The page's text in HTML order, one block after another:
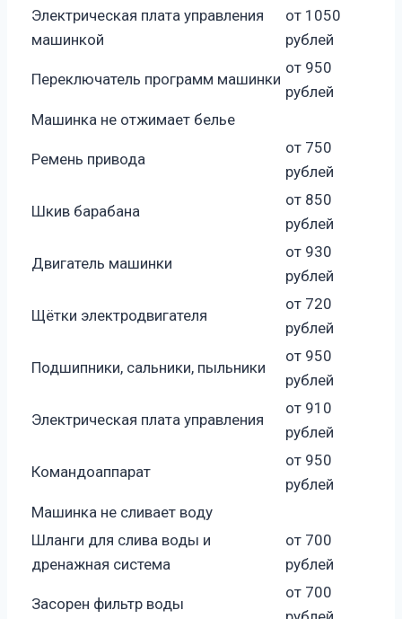
Электрическая плата управления
машинкой
от 1050
рублей
Переключатель программ машинки
от 950
рублей
Машинка не отжимает белье
Ремень привода
от 750
рублей
Шкив барабана
от 850
рублей
Двигатель машинки
от 930
рублей
Щётки электродвигателя
от 720
рублей
Подшипники, сальники, пыльники
от 950
рублей
Электрическая плата управления
от 910
рублей
Командоаппарат
от 950
рублей
Машинка не сливает воду
Шланги для слива воды и
дренажная система
от 700
рублей
Засорен фильтр воды
от 700